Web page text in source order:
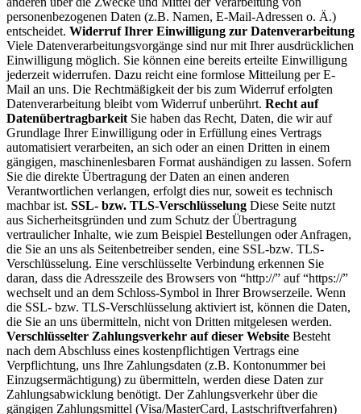
personenbezogenen Daten (z.B. Namen, E-Mail-Adressen o. Ä.)
entscheidet. Widerruf Ihrer Einwilligung zur Datenverarbeitung
Viele Datenverarbeitungsvorgänge sind nur mit Ihrer ausdrücklichen
Einwilligung möglich. Sie können eine bereits erteilte Einwilligung
jederzeit widerrufen. Dazu reicht eine formlose Mitteilung per E-
Mail an uns. Die Rechtmäßigkeit der bis zum Widerruf erfolgten
Datenverarbeitung bleibt vom Widerruf unberührt. Recht auf
Datenübertragbarkeit Sie haben das Recht, Daten, die wir auf
Grundlage Ihrer Einwilligung oder in Erfüllung eines Vertrags
automatisiert verarbeiten, an sich oder an einen Dritten in einem
gängigen, maschinenlesbaren Format aushändigen zu lassen. Sofern
Sie die direkte Übertragung der Daten an einen anderen
Verantwortlichen verlangen, erfolgt dies nur, soweit es technisch
machbar ist. SSL- bzw. TLS-Verschlüsselung Diese Seite nutzt
aus Sicherheitsgründen und zum Schutz der Übertragung
vertraulicher Inhalte, wie zum Beispiel Bestellungen oder Anfragen,
die Sie an uns als Seitenbetreiber senden, eine SSL-bzw. TLS-
Verschlüsselung. Eine verschlüsselte Verbindung erkennen Sie
daran, dass die Adresszeile des Browsers von “http://” auf “https://”
wechselt und an dem Schloss-Symbol in Ihrer Browserzeile. Wenn
die SSL- bzw. TLS-Verschlüsselung aktiviert ist, können die Daten,
die Sie an uns übermitteln, nicht von Dritten mitgelesen werden.
Verschlüsselter Zahlungsverkehr auf dieser Website Besteht
nach dem Abschluss eines kostenpflichtigen Vertrags eine
Verpflichtung, uns Ihre Zahlungsdaten (z.B. Kontonummer bei
Einzugsermächtigung) zu übermitteln, werden diese Daten zur
Zahlungsabwicklung benötigt. Der Zahlungsverkehr über die
gängigen Zahlungsmittel (Visa/MasterCard, Lastschriftverfahren)